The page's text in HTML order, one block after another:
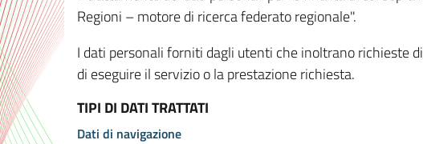
Regioni – motore di ricerca federato regionale".
I dati personali forniti dagli utenti che inoltrano richieste
di eseguire il servizio o la prestazione richiesta.
TIPI DI DATI TRATTATI
Dati di navigazione